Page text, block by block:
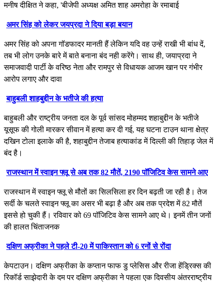
मनीष दीक्षित ने कहा, 'बीजेपी अध्यक्ष अमित शाह अमरोहा के रमाबाई
अमर सिंह को लेकर जयप्रदा ने दिया बड़ा बयान
अमर सिंह को अपना गॉडफादर मानती हैं लेकिन यदि वह उन्हें राखी भी बांध दें,
तब भी लोग उनके बारे में बाते बनाना बंद नही करेंगे। साथ ही, जयाप्रदा ने
समाजवादी पार्टी के वरिष्ठ नेता और रामपुर से विधायक आजम खान पर गंभीर
आरोप लगाए और दावा
बाहुबली शाहबुद्दीन के भतीजे की हत्या
बाहुबली और राष्ट्रीय जनता दल के पूर्व सांसद मोहम्मद शहाबुद्दीन के भतीजे
यूसूफ की गोली मारकर सीवान में हत्या कर दी गई, यह घटना टाउन थाना क्षेत्र
दखिन टोला इलाके की है, शहाबुद्दीन तेजाब हत्याकांड में दिल्ली की तिहाड़ जेल में
बंद है।
राजस्थान में स्वाइन फ्लू से अब तक 82 मौतें, 2190 पॉजिटिव केस सामने आए
राजस्थान में स्वाइन फ्लू से मौतों का सिलसिला हर दिन बढ़ती जा रही है। तेज
सर्दी के चलते स्वाइन फ्लू का असर भी बढ़ा है और अब तक प्रदेश में 82 मौतें
इससे हो चुकी हैं। रविवार को 69 पॉजिटिव केस सामने आए थे। इनमें तीन जनों
की हालत चिंताजनक
दक्षिण अफ्रीका ने पहले टी-20 में पाकिस्तान को 6 रनों से रोंदा
केपटाउन। दक्षिण अफ्रीका के कप्तान फाफ डु प्लेसिस और रीजा हेंड्रिक्स की
रिकॉर्ड साझेदारी के दम पर दक्षिण अफ्रीका ने पहला एक दिवसीय अंतरराष्ट्रीय